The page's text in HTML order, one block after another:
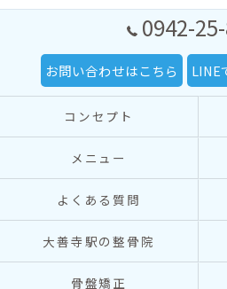
0942-
お問い合わせはこちら LINE
コンセプト
メニュー
よくある質問
大善寺駅の整骨院
骨盤矯正